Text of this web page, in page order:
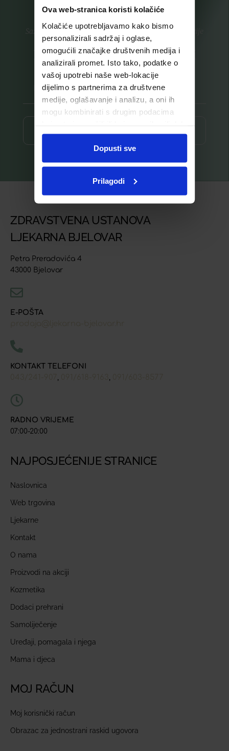
Ova web-stranica koristi kolačiće
Kolačiće upotrebljavamo kako bismo
personalizirali sadržaj i oglase,
omogućili značajke društvenih medija i
analizirali promet. Isto tako, podatke o
vašoj upotrebi naše web-lokacije
dijelimo s partnerima za društvene
medije, oglašavanje i analizu, a oni ih
mogu kombinirati s drugim podacima
ste upotrebljavali njihove usluge.
Dopusti sve
Prilagodi
Saznajte prvi za nove proizvode i ekskluzivne promocije
Prijavite se na listu za novosti
ZDRAVSTVENA USTANOVA
LJEKARNA BJELOVAR
Petra Preradovića 4
43000 Bjelovar
E-POŠTA
KONTAKT TELEFONI
RADNO VRIJEME
07:00-20:00
NAJPOSJEĆENIJE STRANICE
Naslovnica
Web trgovina
Ljekarne
Kontakt
O nama
Proizvodi na akciji
Kozmetika
Dodaci prehrani
Samoliječenje
Uređaji, pomagala i njega
Mama i djeca
MOJ RAČUN
Moj korisnički račun
Obrazac za jednostrani raskid ugovora